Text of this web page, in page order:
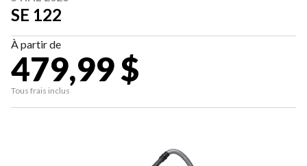
SE 122
À partir de
479,99 $
Tous frais inclus